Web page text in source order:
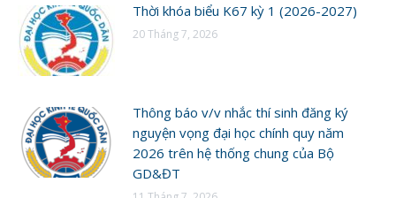
Thời khóa biểu K67 kỳ 1 (2026-2027)
20 Tháng 7, 2026
Thông báo v/v nhắc thí sinh đăng ký
nguyện vọng đại học chính quy năm
2026 trên hệ thống chung của Bộ
GD&ĐT